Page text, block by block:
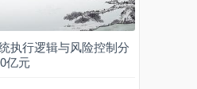
执行逻辑与风险控制分
亿元